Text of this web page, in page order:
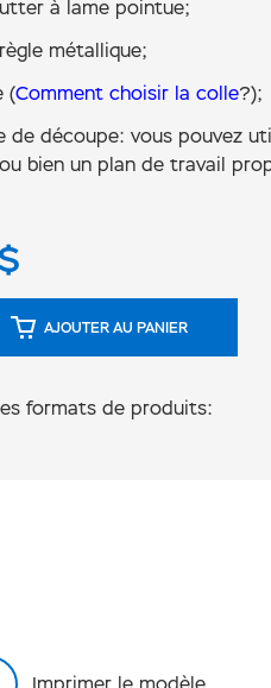
à lame pointue;
métallique;
(Comment choisir la colle?);
de découpe: vous pouvez
bien un plan de travail
AJOUTER AU PANIER
formats de produits: